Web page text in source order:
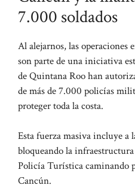
7.000 soldados
Al alejarnos, las operaciones
son parte de una iniciativa
de Quintana Roo han
de más de 7.000 policías
proteger toda la costa.
Esta fuerza masiva incluye a
bloqueando la
Policía Turística caminando
Cancún.